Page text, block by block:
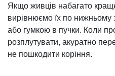
Якщо живців набагато
вирівнюємо їх по нижньому
або гумкою в пучки. Коли
розплутувати, акуратно
не пошкодити коріння.